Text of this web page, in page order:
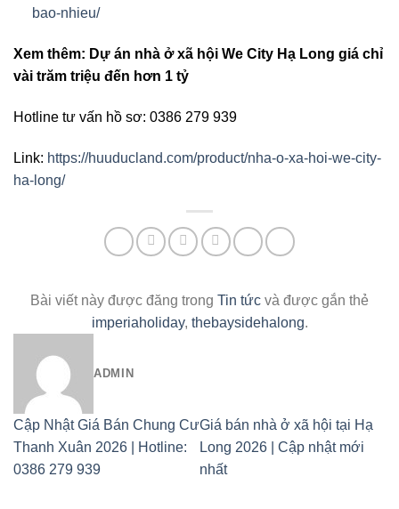
bao-nhieu/
Xem thêm: Dự án nhà ở xã hội We City Hạ Long giá chỉ
vài trăm triệu đến hơn 1 tỷ
Hotline tư vấn hồ sơ: 0386 279 939
Link: https://huuducland.com/product/nha-o-xa-hoi-we-city-
ha-long/
Bài viết này được đăng trong Tin tức và được gắn thẻ
imperiaholiday, thebaysidehalong.
ADMIN
Cập Nhật Giá Bán Chung Cư
Thanh Xuân 2026 | Hotline:
0386 279 939
Giá bán nhà ở xã hội tại Hạ
Long 2026 | Cập nhật mới
nhất